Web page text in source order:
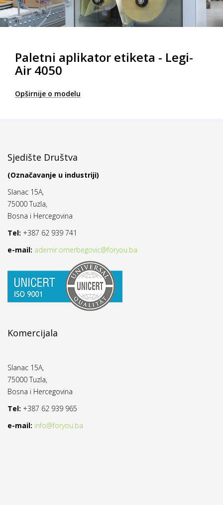
Paletni aplikator etiketa - Legi-
Air 4050
Opširnije o modelu
Sjedište Društva
(Označavanje u industriji)
Slanac 15A,
75000 Tuzla,
Bosna i Hercegovina
Tel: +387 62 939 741
e-mail: ademir.omerbegovic@foryou.ba
Komercijala
Slanac 15A,
75000 Tuzla,
Bosna i Hercegovina
Tel: +387 62 939 965
e-mail: info@foryou.ba